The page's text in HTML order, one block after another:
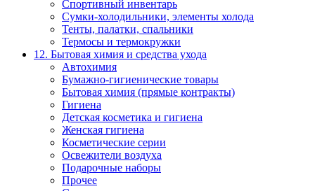
Спортивный инвентарь
Сумки-холодильники, элементы холода
Тенты, палатки, спальники
Термосы и термокружки
12. Бытовая химия и средства ухода
Автохимия
Бумажно-гигиенические товары
Бытовая химия (прямые контракты)
Гигиена
Детская косметика и гигиена
Женская гигиена
Косметические серии
Освежители воздуха
Подарочные наборы
Прочее